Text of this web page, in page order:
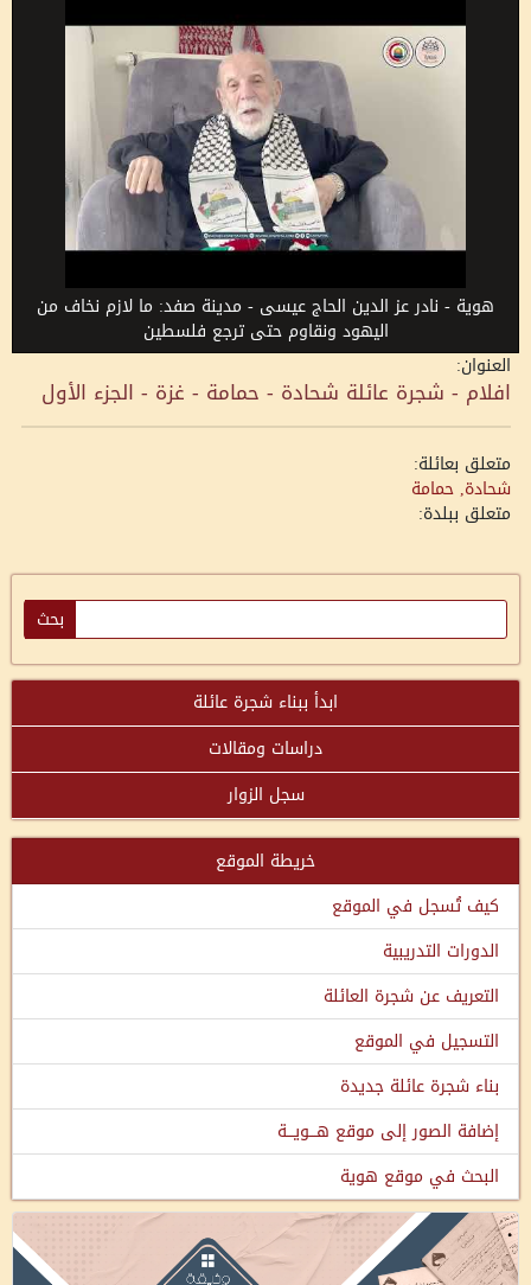
هوية - نادر عز الدين الحاج عيسى - مدينة صفد: ما لازم نخاف من
اليهود ونقاوم حتى ترجع فلسطين
العنوان:
افلام - شجرة عائلة شحادة - حمامة - غزة - الجزء الأول
متعلق بعائلة:
شحادة, حمامة
متعلق ببلدة:
ابدأ ببناء شجرة عائلة
دراسات ومقالات
سجل الزوار
خريطة الموقع
كيف تُسجل في الموقع
الدورات التدريبية
التعريف عن شجرة العائلة
التسجيل في الموقع
بناء شجرة عائلة جديدة
إضافة الصور إلى موقع هـــويـــة
البحث في موقع هوية